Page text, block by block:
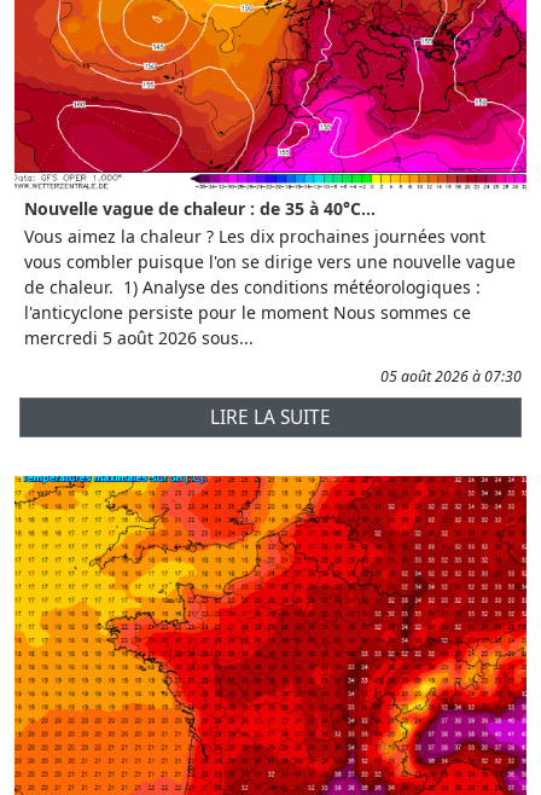
Nouvelle vague de chaleur : de 35 à 40°C...
Vous aimez la chaleur ? Les dix prochaines journées vont
vous combler puisque l'on se dirige vers une nouvelle vague
de chaleur. 1) Analyse des conditions météorologiques :
l'anticyclone persiste pour le moment Nous sommes ce
mercredi 5 août 2026 sous...
05 août 2026 à 07:30
LIRE LA SUITE